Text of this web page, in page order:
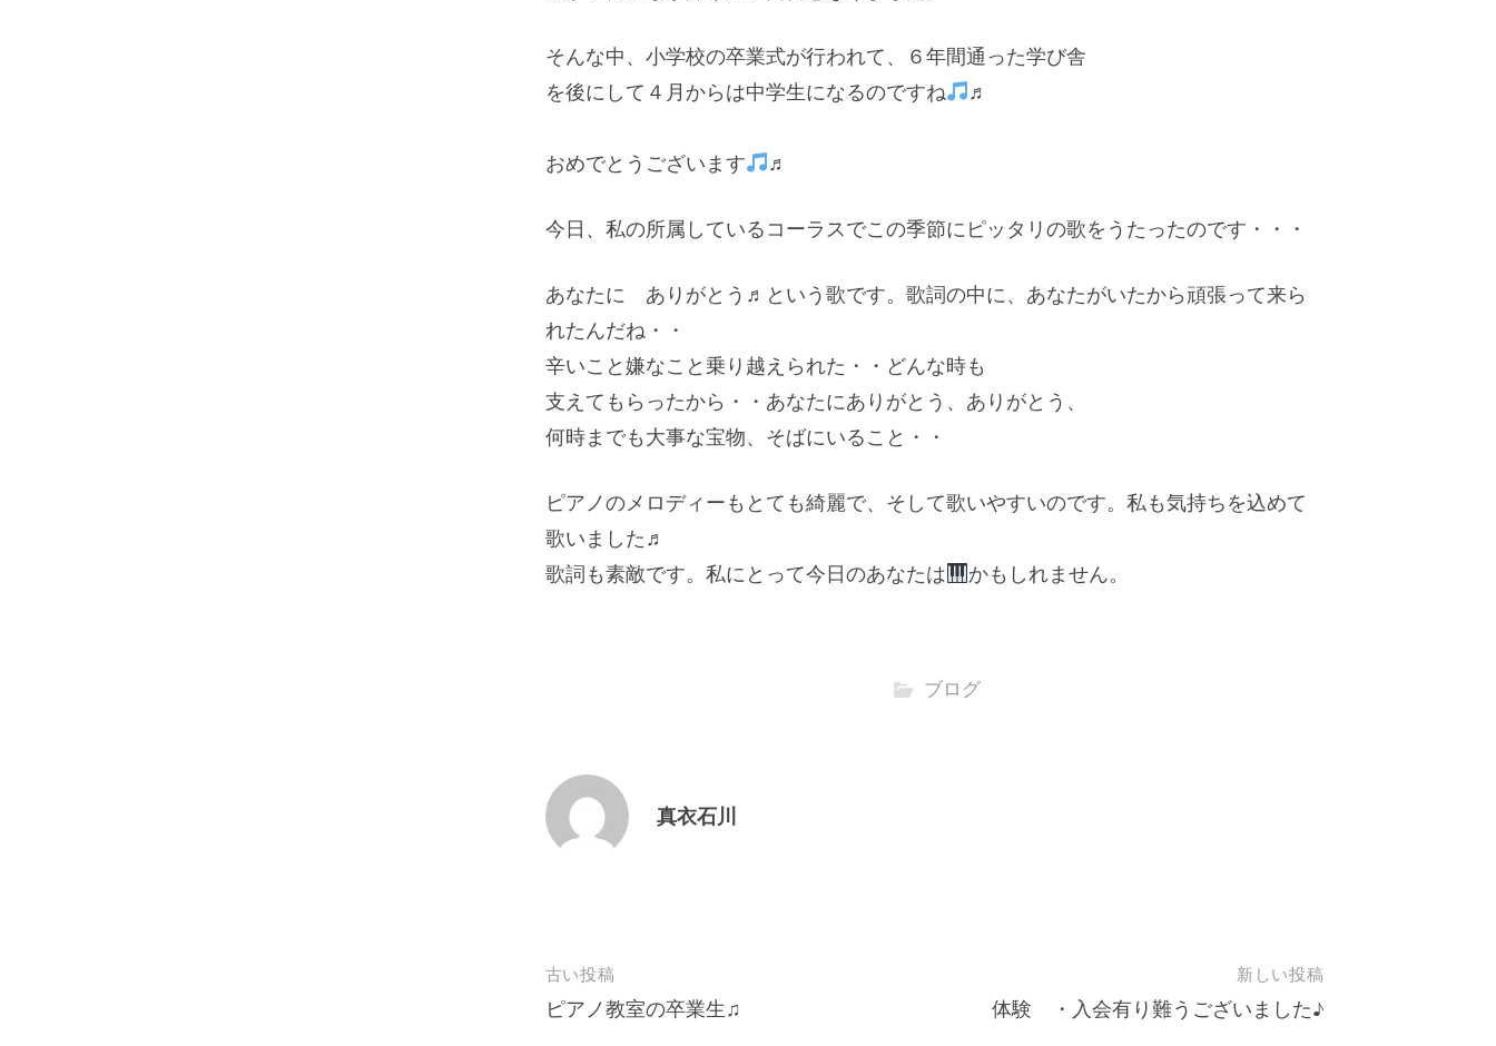
そんな中、小学校の卒業式が行われて、６年間通った学び舎
を後にして４月からは中学生になるのですね
♬
おめでとうございます ♬
今日、私の所属しているコーラスでこの季節にピッタリの歌をうたったのです・・・
あなたに ありがとう♬という歌です。歌詞の中に、あなたがいたから頑張って来ら
れたんだね・・
辛いこと嫌なこと乗り越えられた・・どんな時も
支えてもらったから・・あなたにありがとう、ありがとう、
何時までも大事な宝物、そばにいること・・
ピアノのメロディーもとても綺麗で、そして歌いやすいのです。私も気持ちを込めて
歌いました♬
歌詞も素敵です。私にとって今日のあなたは
かもしれません。
ブログ
真衣石川
投
稿
古い投稿
ピアノ教室の卒業生♫
新しい投稿
体験 ・入会有り難うございました♪